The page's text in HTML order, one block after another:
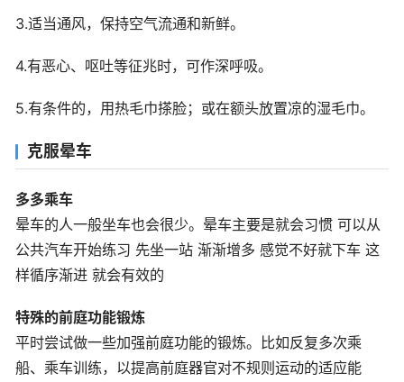
3.适当通风，保持空气流通和新鲜。
4.有恶心、呕吐等征兆时，可作深呼吸。
5.有条件的，用热毛巾搽脸；或在额头放置凉的湿毛巾。
克服晕车
多多乘车
晕车的人一般坐车也会很少。晕车主要是就会习惯 可以从
公共汽车开始练习 先坐一站 渐渐增多 感觉不好就下车 这
样循序渐进 就会有效的
特殊的前庭功能锻炼
平时尝试做一些加强前庭功能的锻炼。比如反复多次乘
船、乘车训练，以提高前庭器官对不规则运动的适应能